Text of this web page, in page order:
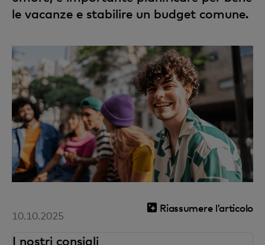
le vacanze e stabilire un budget comune.
Riassumere l’articolo
10.10.2025
I nostri consigli